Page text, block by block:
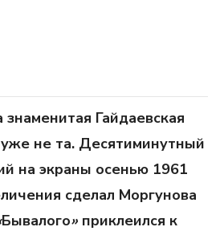
знаменитая Гайдаевская
не та. Десятиминутный
на экраны осенью 1961
сделал Моргунова
Бывалого» приклеился к